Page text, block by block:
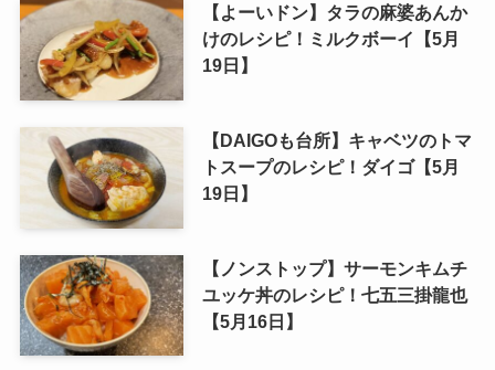
【よーいドン】タラの麻婆あんか
けのレシピ！ミルクボーイ【5月
19日】
【DAIGOも台所】キャベツのトマ
トスープのレシピ！ダイゴ【5月
19日】
【ノンストップ】サーモンキムチ
ユッケ丼のレシピ！七五三掛龍也
【5月16日】